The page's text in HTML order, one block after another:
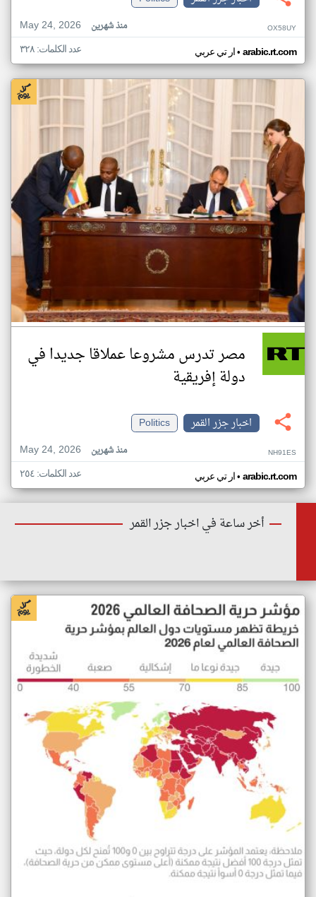
May 24, 2026
منذ شهرين OX58UY
ار تي عربي• arabic.rt.com عدد الكلمات: ٣٢٨
مصر تدرس مشروعا عملاقا جديدا في
دولة إفريقية
اخبار جزر القمر
Politics
May 24, 2026
منذ شهرين NH91ES
ار تي عربي• arabic.rt.com عدد الكلمات: ٢٥٤
أخر ساعة في اخبار جزر القمر